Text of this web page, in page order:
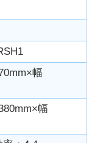
幅
幅